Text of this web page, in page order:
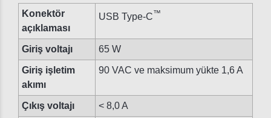
Konektör
açıklaması
USB Type-C™
Giriş voltajı 65 W
Giriş işletim
akımı
90 VAC ve maksimum yükte 1,6 A
Çıkış voltajı < 8,0 A